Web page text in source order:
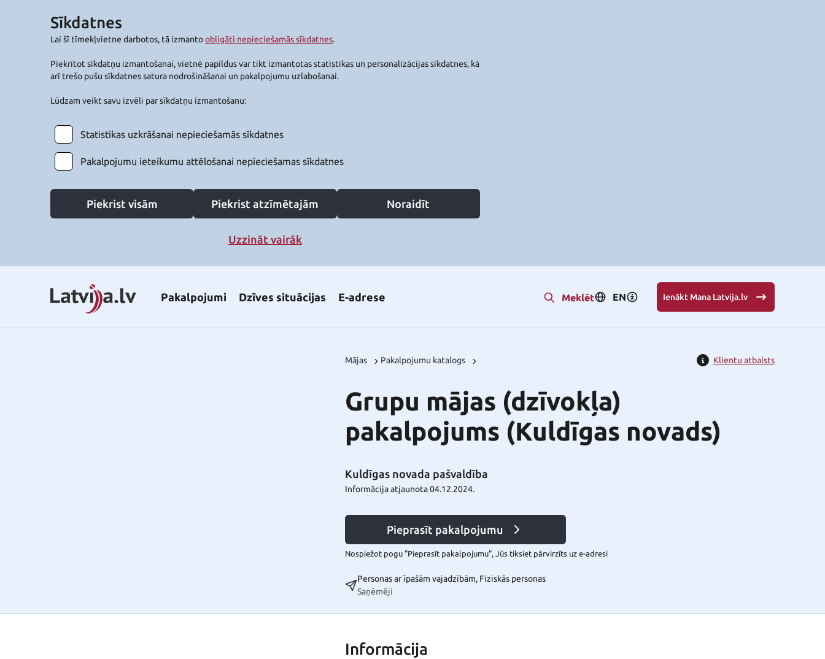
Sīkdatnes
Lai šī tīmekļvietne darbotos, tā izmantoobligāti nepieciešamās sīkdatnes.
Piekrītot sīkdatņu izmantošanai, vietnē papildus var tikt izmantotas statistikas un personalizācijas sīkdatnes, kā
arī trešo pušu sīkdatnes satura nodrošināšanai un pakalpojumu uzlabošanai.
Lūdzam veikt savu izvēli par sīkdatņu izmantošanu:
Statistikas uzkrāšanai nepieciešamās sīkdatnes
Pakalpojumu ieteikumu attēlošanai nepieciešamas sīkdatnes
Piekrist visām Piekrist atzīmētajām Noraidīt
Uzzināt vairāk
Pakalpojumi Dzīves situācijas E-adrese Meklēt EN Ienākt Mana Latvija.lv
Mājas Pakalpojumu katalogs Klientu atbalsts
Grupu mājas (dzīvokļa)
pakalpojums (Kuldīgas novads)
Kuldīgas novada pašvaldība
Informācija atjaunota 04.12.2024.
Pieprasīt pakalpojumu
Nospiežot pogu "Pieprasīt pakalpojumu", Jūs tiksiet pārvirzīts uz e-adresi
Personas ar īpašām vajadzībām, Fiziskās personas
Saņēmēji
Informācija